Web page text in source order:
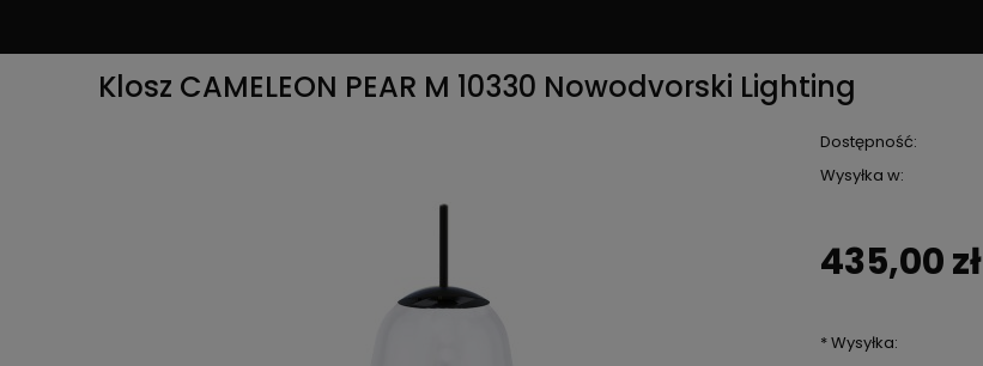
Klosz CAMELEON PEAR M 10330 Nowodvorski Lighting
Dostępność:
Wysyłka w:
435,00 zł
*Wysyłka: